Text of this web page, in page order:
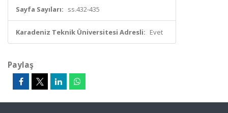
Sayfa Sayıları: ss.432-435
Karadeniz Teknik Üniversitesi Adresli: Evet
Paylaş